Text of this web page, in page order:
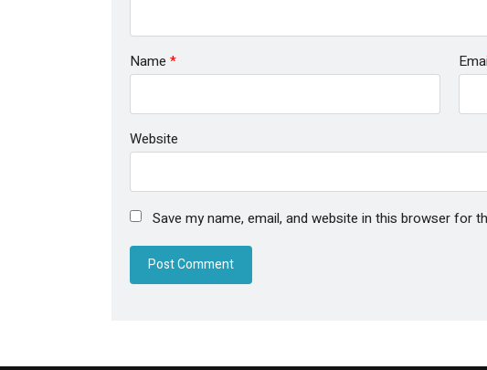
Name *
Website
Save my name, email, and website in this browser for